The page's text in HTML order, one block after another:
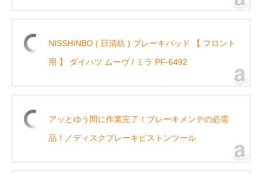
NISSHINBO ( 日清紡 ) ブレーキパッド 【 フロント
用 】 ダイハツ ムーヴ / ミラ PF-6492
アッとゆう間に作業完了！ブレーキメンテの必需
品！／ディスクブレーキピストンツール